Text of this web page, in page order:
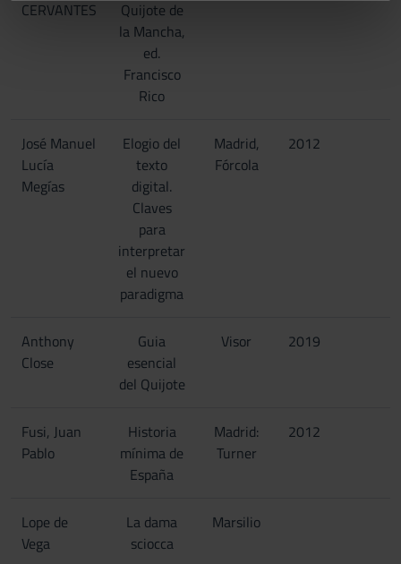
informazioni sul modo in cui utilizzi il nostro sito con i
nostri partner che si occupano di analisi dei dati web,
pubblicità e social media, i quali potrebbero combinarle
con altre informazioni che hai fornito loro o che hanno
raccolto dal tuo utilizzo dei loro servizi.
CERVANTES
Quijote de
la Mancha,
ed.
Francisco
Rico
José Manuel
Lucía
Megías
Elogio del
texto
digital.
Claves
para
interpretar
el nuevo
paradigma
Madrid,
Fórcola
2012
Anthony
Close
Guia
esencial
del Quijote
Visor 2019
Fusi, Juan
Pablo
Historia
mínima de
España
Madrid:
Turner
2012
Lope de
Vega
La dama
sciocca
Marsilio